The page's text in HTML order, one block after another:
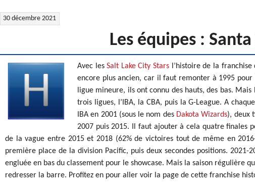
30 décembre 2021
Les équipes :
Avec lesSalt Lake City Stars l’histoire de la
encore plus ancien, car il faut remonter à 1995
ligue mineure, ils ont connu des hauts, des bas.
trois ligues, l’IBA, la CBA, puis la G-League. A
IBA en 2001 (sous le nom des Dakota Wizards), deux
2007 puis 2015. Il faut ajouter à cela quatre finales
de la vague entre 2015 et 2018 (62% de victoires tout de même en
première place de la division Pacific, puis deux secondes positions.
engluée en bas du classement pour le showcase. Mais la saison régulière
redresser la barre. Profitez en pour aller voir la page de cette franchise